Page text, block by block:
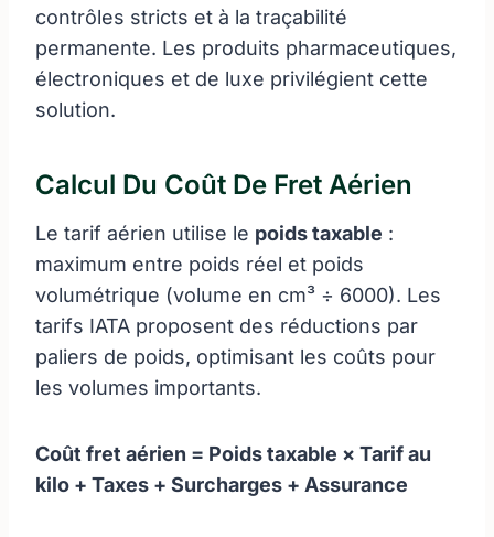
contrôles stricts et à la traçabilité
permanente. Les produits pharmaceutiques,
électroniques et de luxe privilégient cette
solution.
Calcul Du Coût De Fret Aérien
Le tarif aérien utilise le poids taxable :
maximum entre poids réel et poids
volumétrique (volume en cm³ ÷ 6000). Les
tarifs IATA proposent des réductions par
paliers de poids, optimisant les coûts pour
les volumes importants.
Coût fret aérien = Poids taxable × Tarif au
kilo + Taxes + Surcharges + Assurance